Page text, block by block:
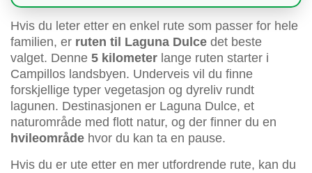
Hvis du leter etter en enkel rute som passer for hele
familien, er ruten til Laguna Dulce det beste
valget. Denne 5 kilometer lange ruten starter i
Campillos landsbyen. Underveis vil du finne
forskjellige typer vegetasjon og dyreliv rundt
lagunen. Destinasjonen er Laguna Dulce, et
naturområde med flott natur, og der finner du en
hvileområde hvor du kan ta en pause.
Hvis du er ute etter en mer utfordrende rute, kan du